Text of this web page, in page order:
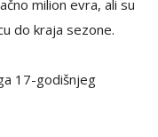
milion evra, ali su
do kraja sezone.
17-godišnjeg